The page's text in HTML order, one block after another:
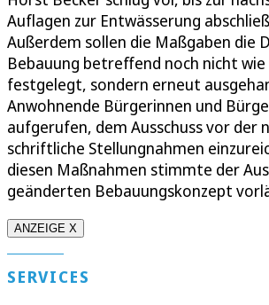
Auflagen zur Entwässerung
Außerdem sollen die Maßgaben die
Bebauung betreffend noch nicht
festgelegt, sondern erneut
Anwohnende Bürgerinnen und
aufgerufen, dem Ausschuss vor der
schriftliche Stellungnahmen
diesen Maßnahmen stimmte der
geänderten Bebauungskonzept
ANZEIGE X
SERVICES